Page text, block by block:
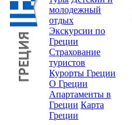
молодежный
отдых
Экскурсии по
Греции
Страхование
туристов
Курорты Греции
О Греции
Апартаменты в
Греции Карта
Греции